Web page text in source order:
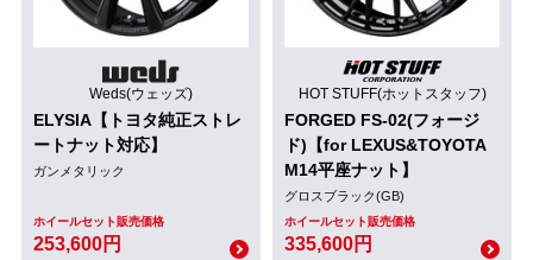
Weds(ウェッズ)
ELYSIA【トヨタ純正ストレ
ートナット対応】
ガンメタリック
ホイールセット販売価格
253,600円
HOT STUFF(ホットスタッフ)
FORGED FS-02(フォージ
ド)【for LEXUS&TOYOTA
M14平座ナット】
グロスブラック(GB)
ホイールセット販売価格
335,600円